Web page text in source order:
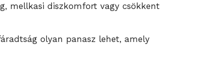
mellkasi diszkomfort vagy csökkent
olyan panasz lehet, amely